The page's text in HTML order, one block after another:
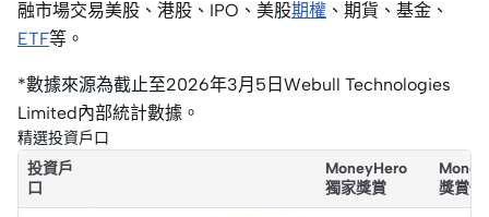
融市場交易美股、港股、IPO、美股期權 、期貨、基金、
ETF等。
*數據來源為截止至2026年3月5日Webull Technologies
Limited內部統計數據。
精選投資戶口
投資戶
口
MoneyHero
獨家獎賞
獎賞價